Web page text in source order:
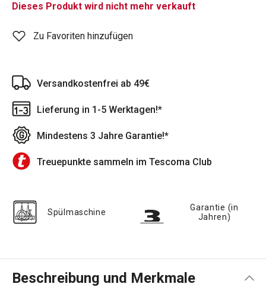
Dieses Produkt wird nicht mehr verkauft
Zu Favoriten hinzufügen
Versandkostenfrei ab 49€
Lieferung in 1-5 Werktagen!*
Mindestens 3 Jahre Garantie!*
Treuepunkte sammeln im Tescoma Club
Spülmaschine
Garantie (in
Jahren)
Beschreibung und Merkmale